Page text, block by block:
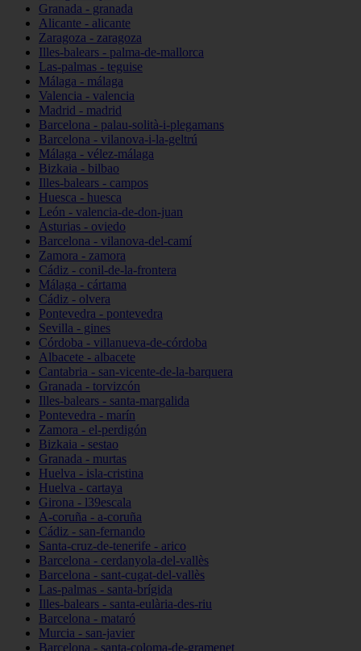
Granada - granada
Alicante - alicante
Zaragoza - zaragoza
Illes-balears - palma-de-mallorca
Las-palmas - teguise
Málaga - málaga
Valencia - valencia
Madrid - madrid
Barcelona - palau-solità-i-plegamans
Barcelona - vilanova-i-la-geltrú
Málaga - vélez-málaga
Bizkaia - bilbao
Illes-balears - campos
Huesca - huesca
León - valencia-de-don-juan
Asturias - oviedo
Barcelona - vilanova-del-camí
Zamora - zamora
Cádiz - conil-de-la-frontera
Málaga - cártama
Cádiz - olvera
Pontevedra - pontevedra
Sevilla - gines
Córdoba - villanueva-de-córdoba
Albacete - albacete
Cantabria - san-vicente-de-la-barquera
Granada - torvizcón
Illes-balears - santa-margalida
Pontevedra - marín
Zamora - el-perdigón
Bizkaia - sestao
Granada - murtas
Huelva - isla-cristina
Huelva - cartaya
Girona - l39escala
A-coruña - a-coruña
Cádiz - san-fernando
Santa-cruz-de-tenerife - arico
Barcelona - cerdanyola-del-vallès
Barcelona - sant-cugat-del-vallès
Las-palmas - santa-brígida
Illes-balears - santa-eulària-des-riu
Barcelona - mataró
Murcia - san-javier
Barcelona - santa-coloma-de-gramenet